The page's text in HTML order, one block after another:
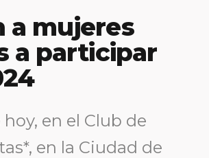
a mujeres
a participar
hoy, en el Club de
en la Ciudad de